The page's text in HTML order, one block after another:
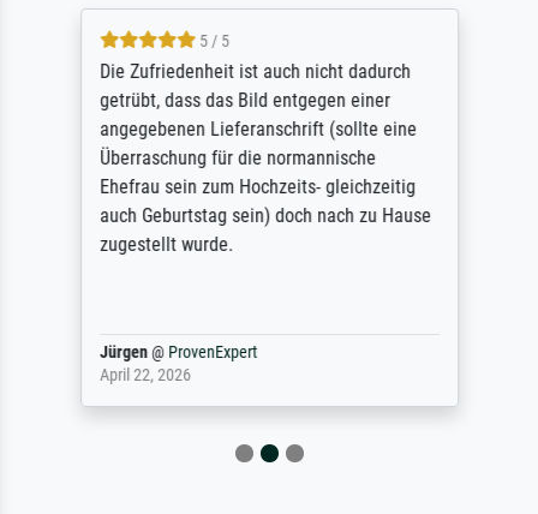
5 / 5
Die Zufriedenheit ist auch nicht dadurch
getrübt, dass das Bild entgegen einer
angegebenen Lieferanschrift (sollte eine
Überraschung für die normannische
Ehefrau sein zum Hochzeits- gleichzeitig
auch Geburtstag sein) doch nach zu Hause
zugestellt wurde.
Jürgen@ ProvenExpert
April 22, 2026